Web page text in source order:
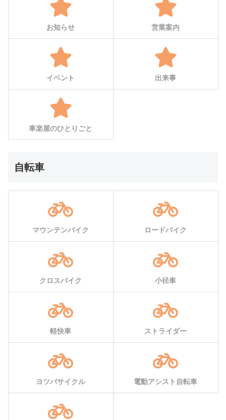
お知らせ 営業案内
イベント 出来事
車楽屋のひとりごと
自転車
マウンテンバイク ロードバイク
クロスバイク 小径車
軽快車 ストライダー
ヨツバサイクル 電動アシスト自転車